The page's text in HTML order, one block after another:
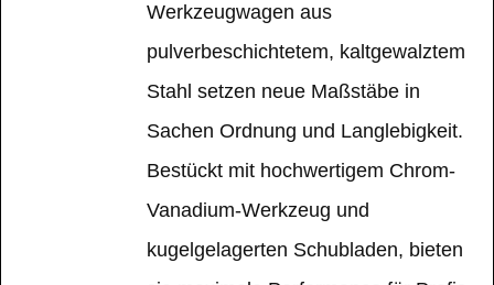
Werkzeugwagen aus
pulverbeschichtetem, kaltgewalztem
Stahl setzen neue Maßstäbe in
Sachen Ordnung und Langlebigkeit.
Bestückt mit hochwertigem Chrom-
Vanadium-Werkzeug und
kugelgelagerten Schubladen, bieten